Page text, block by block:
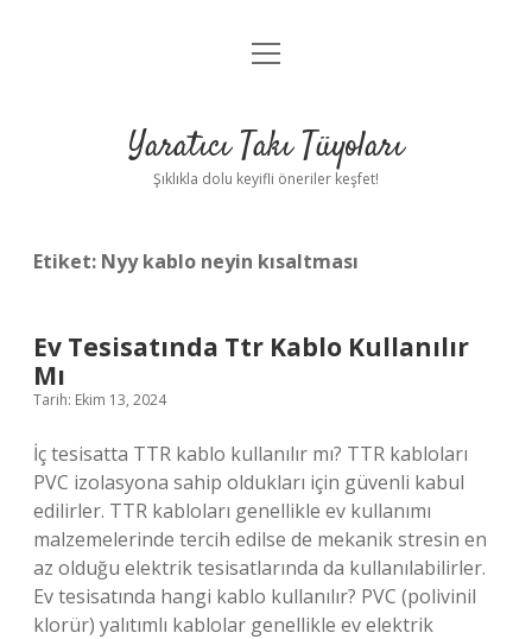
Anasayfa
Yasal Uyarı
menüyü
Yaratıcı Takı Tüyoları
Şıklıkla dolu keyifli öneriler keşfet!
Etiket: Nyy kablo neyin kısaltması
Ev Tesisatında Ttr Kablo Kullanılır
Mı
Tarih: Ekim 13, 2024
İç tesisatta TTR kablo kullanılır mı? TTR kabloları
PVC izolasyona sahip oldukları için güvenli kabul
edilirler. TTR kabloları genellikle ev kullanımı
malzemelerinde tercih edilse de mekanik stresin en
az olduğu elektrik tesisatlarında da kullanılabilirler.
Ev tesisatında hangi kablo kullanılır? PVC (polivinil
klorür) yalıtımlı kablolar genellikle ev elektrik